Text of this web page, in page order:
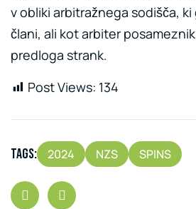
v obliki arbitražnega sodišča,
člani, ali kot arbiter
predloga strank.
Post Views: 134
Tags: 2024 NZS SPINS